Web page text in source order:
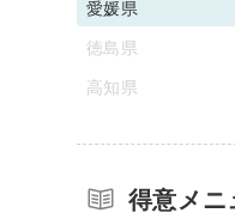
愛媛県
徳島県
高知県
得意メニ